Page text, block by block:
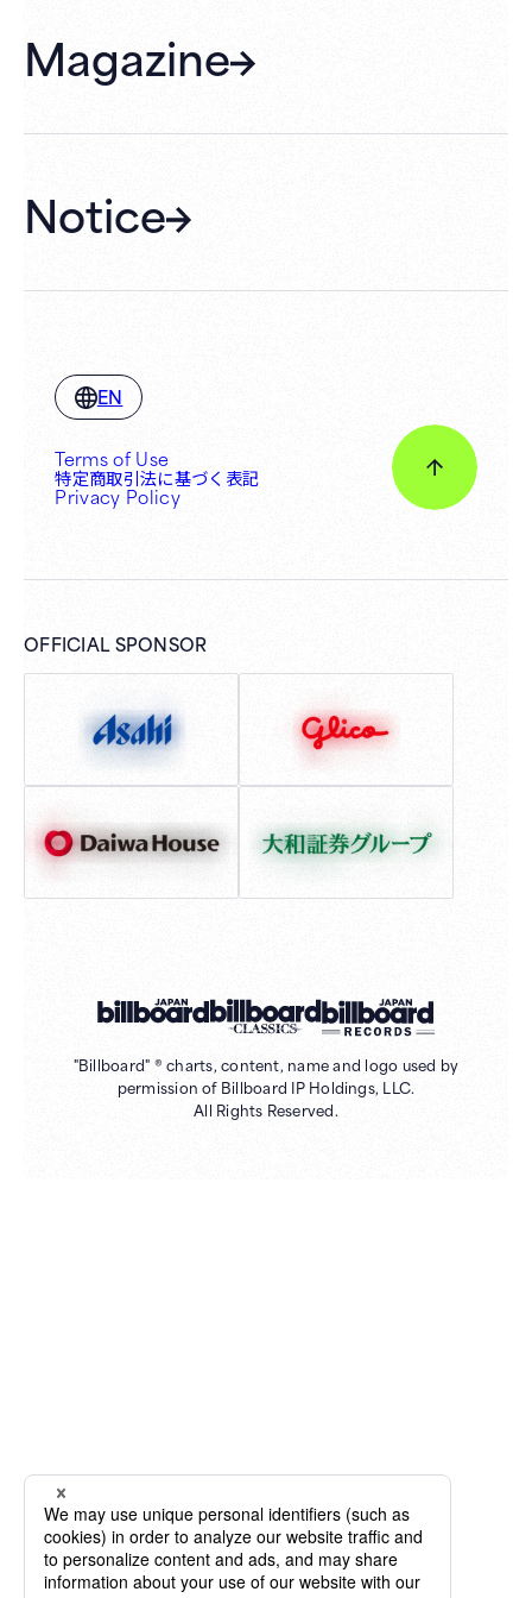
Gift Cards
Membership
Hall Rental
Magazine
Notice
EN
Terms of Use
特定商取引法に基づく表記
Privacy Policy
OFFICIAL SPONSOR
"Billboard" ® charts, content, name and logo used by
permission of Billboard IP Holdings, LLC.
All Rights Reserved.